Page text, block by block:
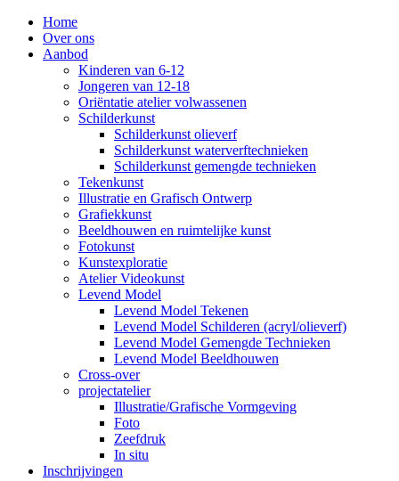
Home
Over ons
Aanbod
Kinderen van 6-12
Jongeren van 12-18
Oriëntatie atelier volwassenen
Schilderkunst
Schilderkunst olieverf
Schilderkunst waterverftechnieken
Schilderkunst gemengde technieken
Tekenkunst
Illustratie en Grafisch Ontwerp
Grafiekkunst
Beeldhouwen en ruimtelijke kunst
Fotokunst
Kunstexploratie
Atelier Videokunst
Levend Model
Levend Model Tekenen
Levend Model Schilderen (acryl/olieverf)
Levend Model Gemengde Technieken
Levend Model Beeldhouwen
Cross-over
projectatelier
Illustratie/Grafische Vormgeving
Foto
Zeefdruk
In situ
Inschrijvingen